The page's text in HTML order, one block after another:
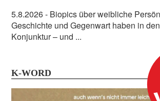
5.8.2026- Biopics über weibliche
Geschichte und Gegenwart haben in
Konjunktur – und ...
K-WORD